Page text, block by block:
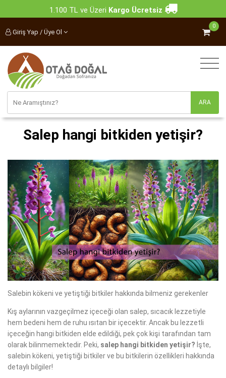
1.100 TL ve Üzeri Kargo Ücretsiz
Giriş Yap / Üye Ol
0
Salep hangi bitkiden yetişir?
Salebin kökeni ve yetiştiği bitkiler hakkında bilmeniz gerekenler
Kış aylarının vazgeçilmez içeceği olan salep, sıcacık lezzetiyle
hem bedeni hem de ruhu ısıtan bir içecektir. Ancak bu lezzetli
içeceğin hangi bitkiden elde edildiği, pek çok kişi tarafından tam
olarak bilinmemektedir. Peki, salep hangi bitkiden yetişir? İşte,
salebin kökeni, yetiştiği bitkiler ve bu bitkilerin özellikleri hakkında
detaylı bilgiler!